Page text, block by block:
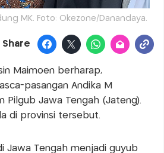
MK. Foto: Okezone/Danandaya.
Share
Maimoen berharap,
pasangan Andika M
Pilgub Jawa Tengah (Jateng).
di provinsi tersebut.
Jawa Tengah menjadi guyub